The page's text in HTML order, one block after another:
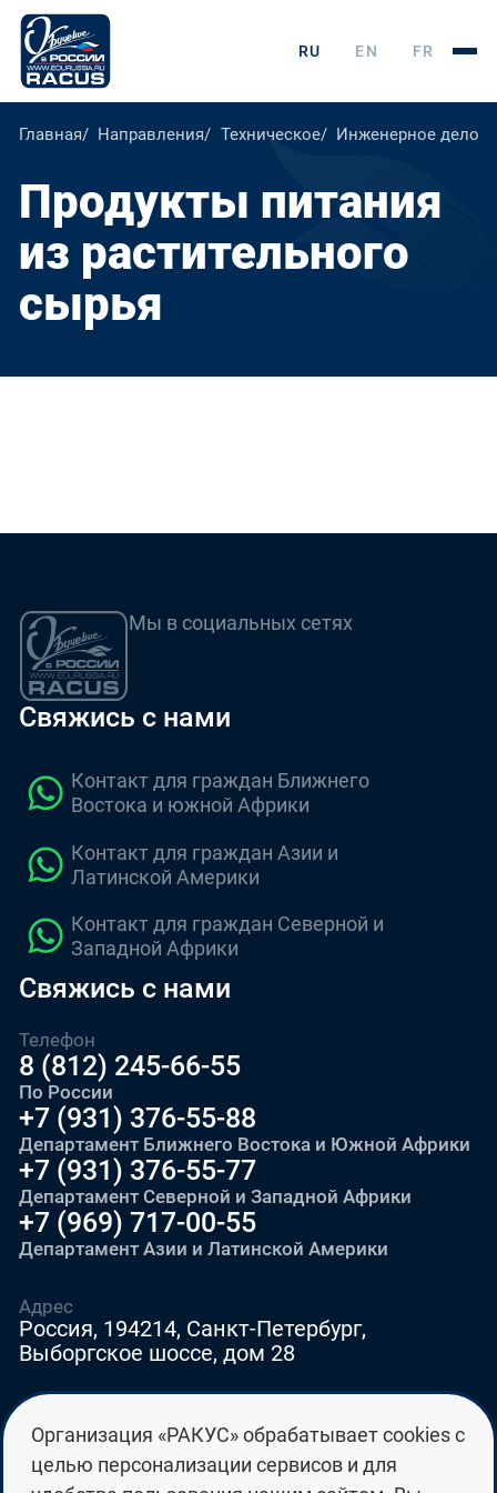
RU EN FR
Главная Направления Техническое Инженерное дело,
Продукты питания
из растительного
сырья
Мы в социальных сетях
Свяжись с нами
Контакт для граждан Ближнего
Востока и южной Африки
Контакт для граждан Азии и
Латинской Америки
Контакт для граждан Северной и
Западной Африки
Свяжись с нами
Телефон
8 (812) 245-66-55
По России
+7 (931) 376-55-88
Департамент Ближнего Востока и Южной Африки
+7 (931) 376-55-77
Департамент Северной и Западной Африки
+7 (969) 717-00-55
Департамент Азии и Латинской Америки
E-mail
education@edurussia.org
edurussia@racus.ru
Адрес
Россия, 194214, Санкт-Петербург,
Выборгское шоссе, дом 28
Организация «РАКУС» обрабатывает cookies с
целью персонализации сервисов и для